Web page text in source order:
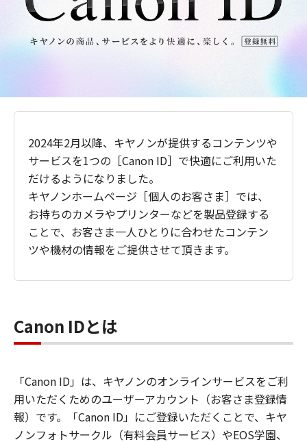
2024年2月以降、キヤノンが提供するコンテンツや
サービスを1つの［Canon ID］で快適にご利用いた
だけるようになりました。
キヤノンホームページ［個人のお客さま］では、
お持ちのカメラやプリンターなどを製品登録する
ことで、お客さま一人ひとりに合わせたコンテン
ツや機材の情報をご提供させて頂きます。
Canon IDとは
「Canon ID」は、キヤノンのオンラインサービスをご利
用いただくためのユーザーアカウント（お客さま登録情
報）です。「Canon ID」にご登録いただくことで、キヤ
ノンフォトサークル（有料会員サービス）やEOS学園、